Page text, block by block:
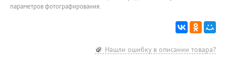
параметров фотографирования.
Нашли ошибку в описании товара?